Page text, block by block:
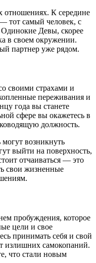
К середине
тот самый человек, с
Девы, скорее
в своем окружении.
партнер уже рядом.
своими страхами и
переживания и
года вы станете
сфере вы окажетесь в
должность.
возникнуть
выйти на поверхность,
отчаиваться — это
свои жизненные
пробуждения, которое
цели и свое
принимать себя и свой
излишних самокопаний.
что стали новым